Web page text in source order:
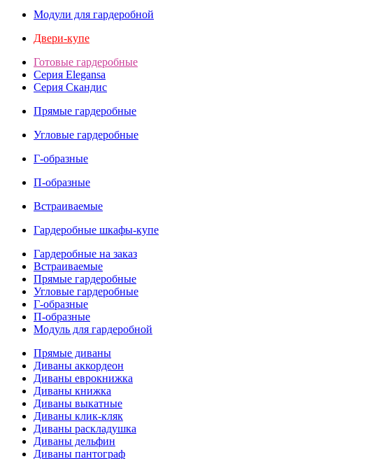
Модули для гардеробной
Двери-купе
Готовые гардеробные
Серия Elegansa
Серия Скандис
Прямые гардеробные
Угловые гардеробные
Г-образные
П-образные
Встраиваемые
Гардеробные шкафы-купе
Гардеробные на заказ
Встраиваемые
Прямые гардеробные
Угловые гардеробные
Г-образные
П-образные
Модуль для гардеробной
Прямые диваны
Диваны аккордеон
Диваны еврокнижка
Диваны книжка
Диваны выкатные
Диваны клик-кляк
Диваны раскладушка
Диваны дельфин
Диваны пантограф